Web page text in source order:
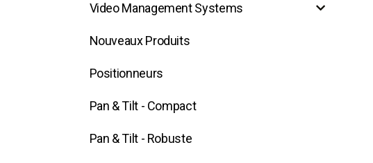
Video Management Systems
Nouveaux Produits
Positionneurs
Pan & Tilt - Compact
Pan & Tilt - Robuste